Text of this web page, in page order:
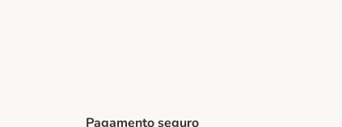
Pagamento seguro